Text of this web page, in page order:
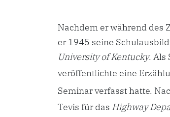
Nachdem er während des
er 1945 seine
University of Kentucky. Als
veröffentlichte eine
Seminar verfasst hatte.
Tevis für das Highway